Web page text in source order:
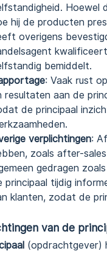
Hoewel
hij de producten
overigens
bemiddelt.
: Vaak rust
resultaten aan de
de principaal
verplichtingen:
zoals after-
gedragen
principaal tijdig
klanten, zodat de
van de
(opdrachtgever)